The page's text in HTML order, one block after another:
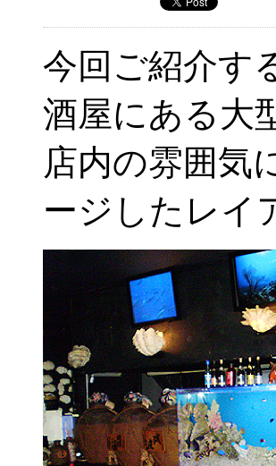
今回ご紹介す
酒屋にある大
店内の雰囲気
ージしたレイ